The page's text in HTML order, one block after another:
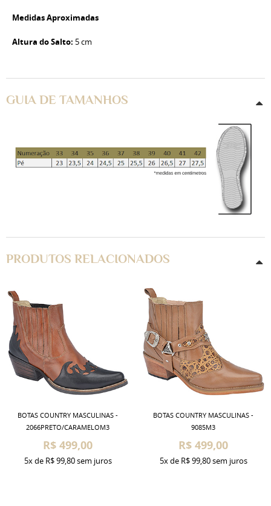
Medidas Aproximadas
Altura do Salto: 5 cm
GUIA DE TAMANHOS
PRODUTOS RELACIONADOS
BOTAS COUNTRY MASCULINAS -
2066PRETO/CARAMELOM3
R$ 499,00
5xde R$ 99,80sem juros
BOTAS COUNTRY MASCULINAS -
9085M3
R$ 499,00
5xde R$ 99,80sem juros